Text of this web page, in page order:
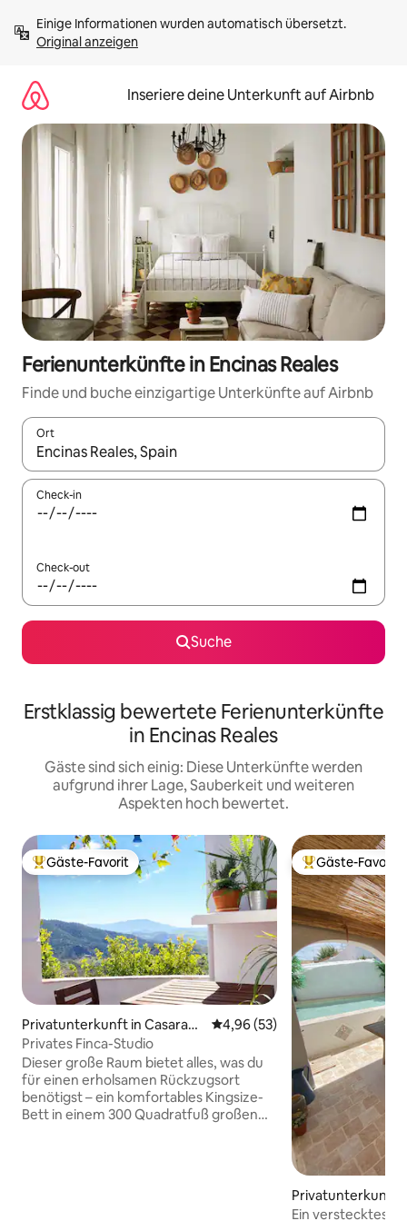
Inhalten
springenOriginal anzeigen
Inseriere deine Unterkunft auf Airbnb
Ferienunterkünfte in Encinas Reales
Finde und buche einzigartige Unterkünfte auf Airbnb
Ort
Wenn Ergebnisse verfügbar sind, navigiere mit den
Check-in
Check-out
Suche
Erstklassig bewertete Ferienunterkünfte
in Encinas Reales
Gäste sind sich einig: Diese Unterkünfte werden
aufgrund ihrer Lage, Sauberkeit und weiteren
Aspekten hoch bewertet.
Beliebter Gäste-Favorit.
Gäste-Favorit
Privatunterkunft in Casarabo
nela
Durchschnittliche Bewertung:
4,96 (53)
Privates Finca-Studio
Dieser große Raum bietet alles, was du
für einen erholsamen Rückzugsort
benötigst – ein komfortables Kingsize-
Bett in einem 300 Quadratfuß großen
Beliebter Gäste-
Gäste-Favorit
Privatunterkunft
Ein verstecktes